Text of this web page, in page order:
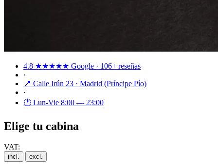
4.8 ★★★★★ Google · 106+ reseñas
·
📍 Calle Irún 23 · Madrid (Príncipe Pío)
·
🕐 Lun-Vie 8:00 — 23:00
Elige tu cabina
VAT:
incl. excl.